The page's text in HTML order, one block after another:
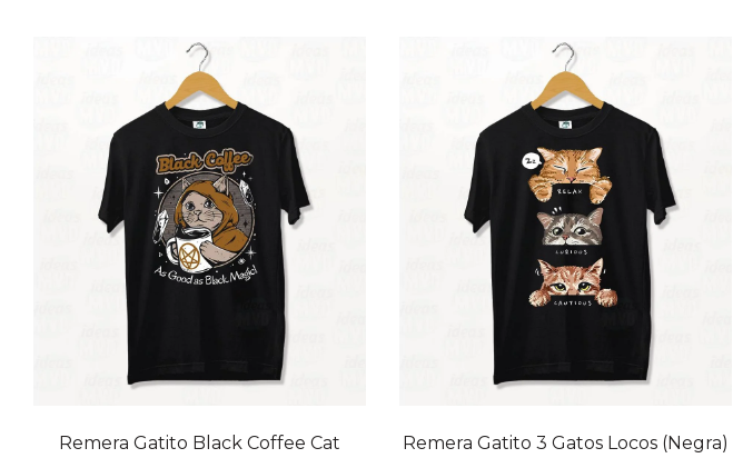
20% OFF
Remera Gatito Black Coffee Cat
20% OFF
Remera Gatito 3 Gatos Locos (Negra)